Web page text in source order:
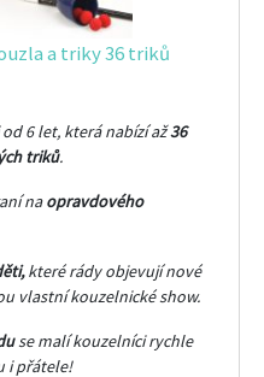
a triky 36 triků
6 let, která nabízí až36
triků.
naopravdového
které rády objevují nové
vlastní kouzelnické show.
se malí kouzelníci rychle
i přátele!